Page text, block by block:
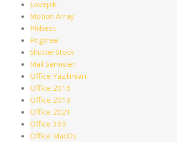
Lovepik
Motion Array
Pikbest
Pngtree
ShutterStock
Mail Servisleri
Office Yazılımları
Office 2016
Office 2019
Office 2021
Office 365
Office MacOs